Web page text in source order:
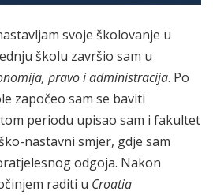
svoje školovanje u
školu završio sam u
pravo i administracija. Po
započeo sam se baviti
periodu upisao sam i fakultet
nastavni smjer, gdje sam
odgoja. Nakon
raditi u Croatia